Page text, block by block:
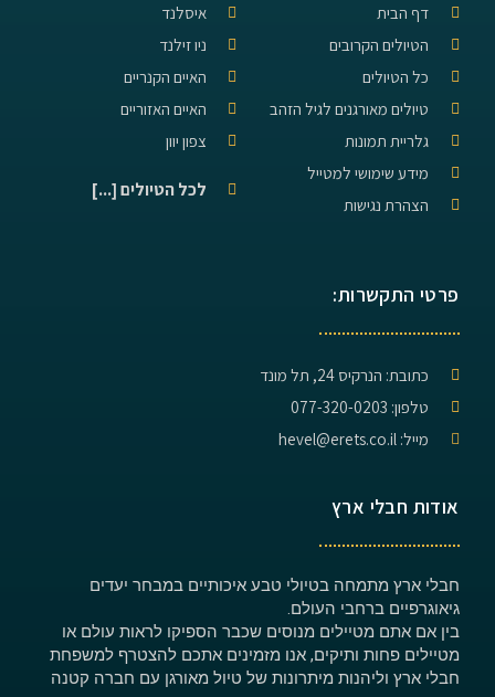
דף הבית
הטיולים הקרובים
כל הטיולים
טיולים מאורגנים לגיל הזהב
גלריית תמונות
מידע שימושי למטייל
הצהרת נגישות
איסלנד
ניו זילנד
האיים הקנריים
האיים האזוריים
צפון יוון
לכל הטיולים [...]
פרטי התקשרות:
כתובת: הנרקיס 24, תל מונד
טלפון: 077-320-0203
מייל: hevel@erets.co.il
אודות חבלי ארץ
חבלי ארץ מתמחה בטיולי טבע איכותיים במבחר יעדים
גיאוגרפיים ברחבי העולם.
בין אם אתם מטיילים מנוסים שכבר הספיקו לראות עולם או
מטיילים פחות ותיקים, אנו מזמינים אתכם להצטרף למשפחת
חבלי ארץ וליהנות מיתרונות של טיול מאורגן עם חברה קטנה